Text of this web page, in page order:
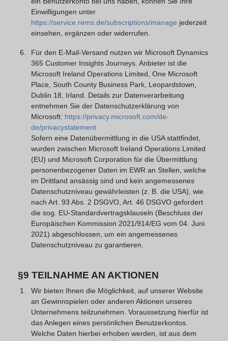
Einwilligungen unter
https://service.rems.de/subscriptions/manage jederzeit
einsehen, ergänzen oder widerrufen.
Für den E-Mail-Versand nutzen wir Microsoft Dynamics
365 Customer Insights Journeys. Anbieter ist die
Microsoft Ireland Operations Limited, One Microsoft
Place, South County Business Park, Leopardstown,
Dublin 18, Irland. Details zur Datenverarbeitung
entnehmen Sie der Datenschutzerklärung von
Microsoft: https://privacy.microsoft.com/de-
de/privacystatement
Sofern eine Datenübermittlung in die USA stattfindet,
wurden zwischen Microsoft Ireland Operations Limited
(EU) und Microsoft Corporation für die Übermittlung
personenbezogener Daten im EWR an Stellen, welche
im Drittland ansässig sind und kein angemessenes
Datenschutzniveau gewährleisten (z. B. die USA), wie
nach Art. 93 Abs. 2 DSGVO, Art. 46 DSGVO gefordert
die sog. EU-Standardvertragsklauseln (Beschluss der
Europäischen Kommission 2021/914/EG vom 04. Juni
2021) abgeschlossen, um ein angemessenes
Datenschutzniveau zu garantieren.
§9 TEILNAHME AN AKTIONEN
Wir bieten Ihnen die Möglichkeit, auf unserer Website
an Gewinnspielen oder anderen Aktionen unseres
Unternehmens teilzunehmen. Voraussetzung hierfür ist
das Anlegen eines persönlichen Benutzerkontos.
Welche Daten hierbei erhoben werden, ist aus dem